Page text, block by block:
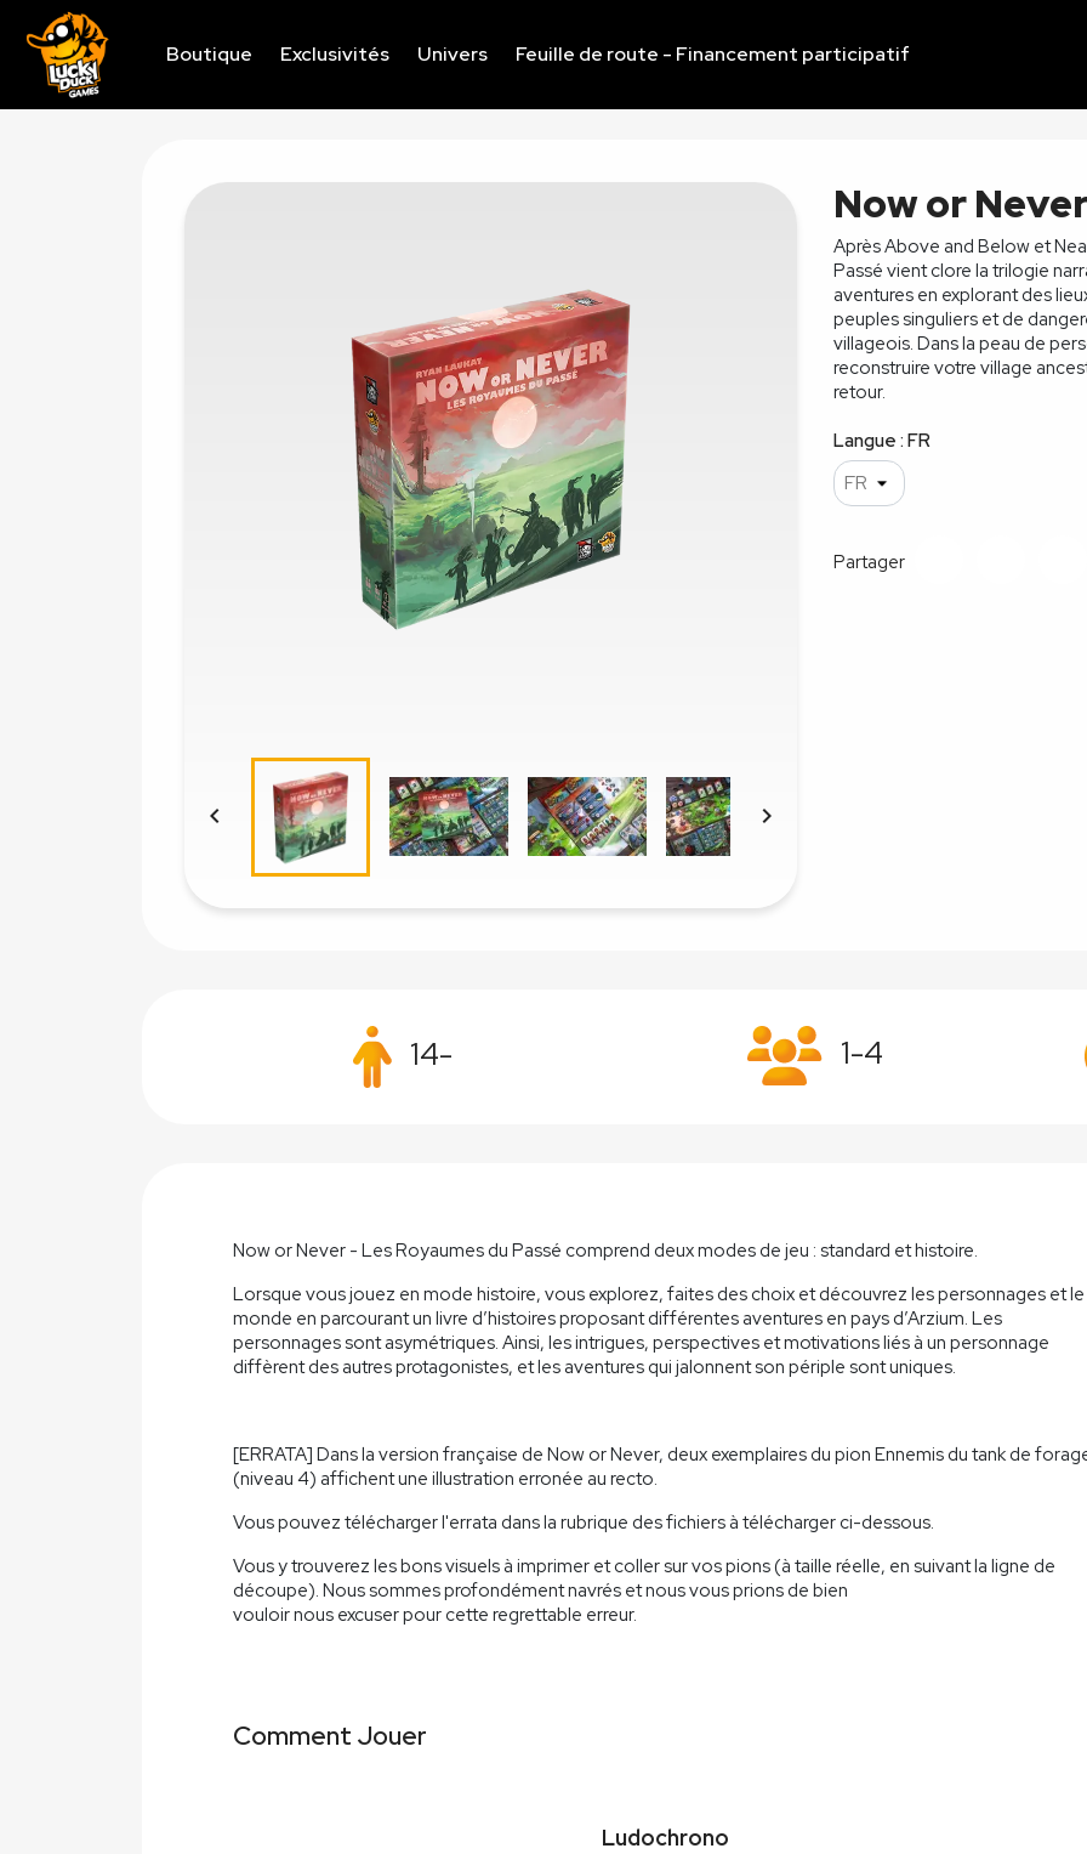
Boutique Exclusivités Univers Feuille de route - Financement participatif
 
Now or
Après Above and Below et
Passé vient clore la trilogie
aventures en explorant des
peuples singuliers et de
villageois. Dans la peau de
reconstruire votre village
retour.
Langue : FR
Partager
14- 1-4
Now or Never - Les Royaumes du Passé comprend deux modes de jeu : standard et histoire.
Lorsque vous jouez en mode histoire, vous explorez, faites des choix et découvrez les personnages et le
monde en parcourant un livre d’histoires proposant différentes aventures en pays d’Arzium. Les
personnages sont asymétriques. Ainsi, les intrigues, perspectives et motivations liés à un personnage
diffèrent des autres protagonistes, et les aventures qui jalonnent son périple sont uniques.
[ERRATA] Dans la version française de Now or Never, deux exemplaires du pion Ennemis du tank de
(niveau 4) affichent une illustration erronée au recto.
Vous pouvez télécharger l'errata dans la rubrique des fichiers à télécharger ci-dessous.
Vous y trouverez les bons visuels à imprimer et coller sur vos pions (à taille réelle, en suivant la ligne de
découpe). Nous sommes profondément navrés et nous vous prions de bien
vouloir nous excuser pour cette regrettable erreur.
Comment Jouer
Ludochrono